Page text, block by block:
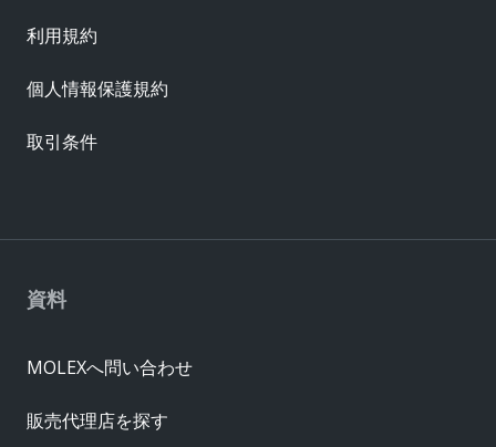
資料
MOLEXへ問い合わせ
販売代理店を探す
利用規約
個人情報保護規約
取引条件